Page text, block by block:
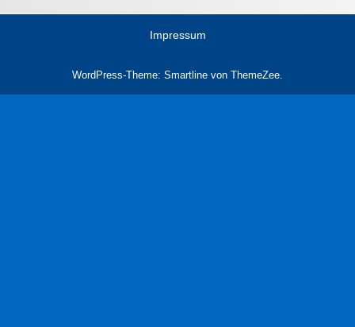
Impressum
WordPress-Theme: Smartline von ThemeZee.